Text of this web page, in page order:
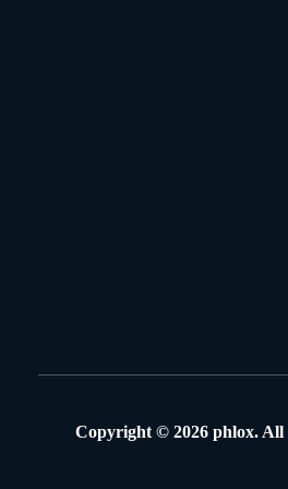
Copyright © 2026 phlox. All